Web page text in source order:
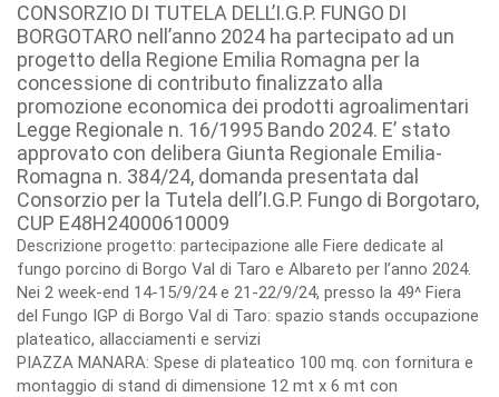
CONSORZIO DI TUTELA DELL’I.G.P. FUNGO DI
BORGOTARO nell’anno 2024 ha partecipato ad un
progetto della Regione Emilia Romagna per la
concessione di contributo finalizzato alla
promozione economica dei prodotti agroalimentari
Legge Regionale n. 16/1995 Bando 2024. E’ stato
approvato con delibera Giunta Regionale Emilia-
Romagna n. 384/24, domanda presentata dal
Consorzio per la Tutela dell’I.G.P. Fungo di Borgotaro,
CUP E48H24000610009
Descrizione progetto: partecipazione alle Fiere dedicate al
fungo porcino di Borgo Val di Taro e Albareto per l’anno 2024.
Nei 2 week-end 14-15/9/24 e 21-22/9/24, presso la 49^ Fiera
del Fungo IGP di Borgo Val di Taro: spazio stands occupazione
plateatico, allacciamenti e servizi
PIAZZA MANARA: Spese di plateatico 100 mq. con fornitura e
montaggio di stand di dimensione 12 mt x 6 mt con